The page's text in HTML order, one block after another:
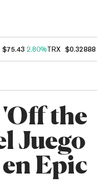
$75.43 2.80%TRX $0.32888
the
Juego
Epic